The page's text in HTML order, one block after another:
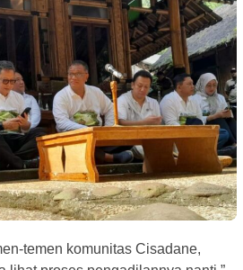
temen komunitas Cisadane,